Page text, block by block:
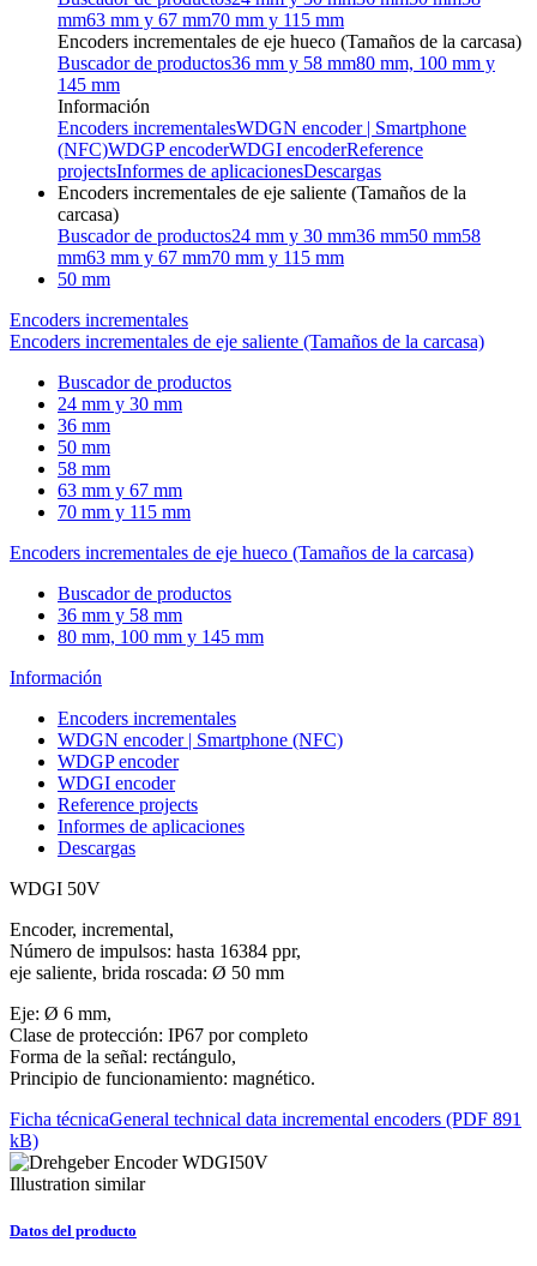
mm63 mm y 67 mm70 mm y 115 mm
Encoders incrementales de eje hueco (Tamaños de la carcasa)
Buscador de productos36 mm y 58 mm80 mm, 100 mm y
145 mm
Información
Encoders incrementalesWDGN encoder | Smartphone
(NFC)WDGP encoderWDGI encoderReference
projectsInformes de aplicacionesDescargas
Encoders incrementales de eje saliente (Tamaños de la
carcasa)
Buscador de productos24 mm y 30 mm36 mm50 mm58
mm63 mm y 67 mm70 mm y 115 mm
50 mm
Encoders incrementales
Encoders incrementales de eje saliente (Tamaños de la carcasa)
Buscador de productos
24 mm y 30 mm
36 mm
50 mm
58 mm
63 mm y 67 mm
70 mm y 115 mm
Encoders incrementales de eje hueco (Tamaños de la carcasa)
Buscador de productos
36 mm y 58 mm
80 mm, 100 mm y 145 mm
Información
Encoders incrementales
WDGN encoder | Smartphone (NFC)
WDGP encoder
WDGI encoder
Reference projects
Informes de aplicaciones
Descargas
WDGI 50V
Encoder, incremental,
Número de impulsos: hasta 16384 ppr,
eje saliente, brida roscada: Ø 50 mm
Eje: Ø 6 mm,
Clase de protección: IP67 por completo
Forma de la señal: rectángulo,
Principio de funcionamiento: magnético.
Ficha técnicaGeneral technical data incremental encoders (PDF 891
kB)
Illustration similar
Datos del producto